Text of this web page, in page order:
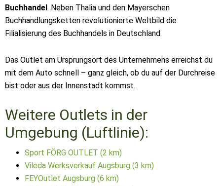
Buchhandel. Neben Thalia und den Mayerschen
Buchhandlungsketten revolutionierte Weltbild die
Filialisierung des Buchhandels in Deutschland.
Das Outlet am Ursprungsort des Unternehmens erreichst du
mit dem Auto schnell – ganz gleich, ob du auf der Durchreise
bist oder aus der Innenstadt kommst.
Weitere Outlets in der
Umgebung (Luftlinie):
Sport FÖRG OUTLET (2 km)
Vileda Werksverkauf Augsburg (3 km)
FEYOutlet Augsburg (6 km)